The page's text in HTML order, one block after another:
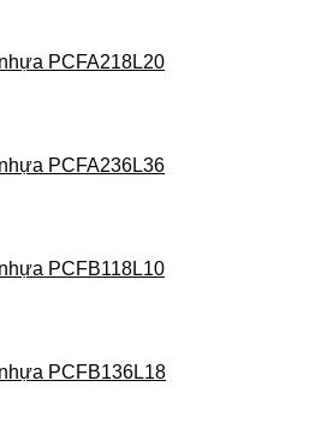
PCFA218L20
PCFA236L36
PCFB118L10
PCFB136L18